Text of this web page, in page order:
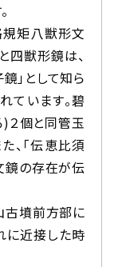
矩八獣形文
四獣形鏡は、
」として知ら
ています。碧
２個と同管玉
、「伝恵比須
鏡の存在が伝
古墳前方部に
に近接した時